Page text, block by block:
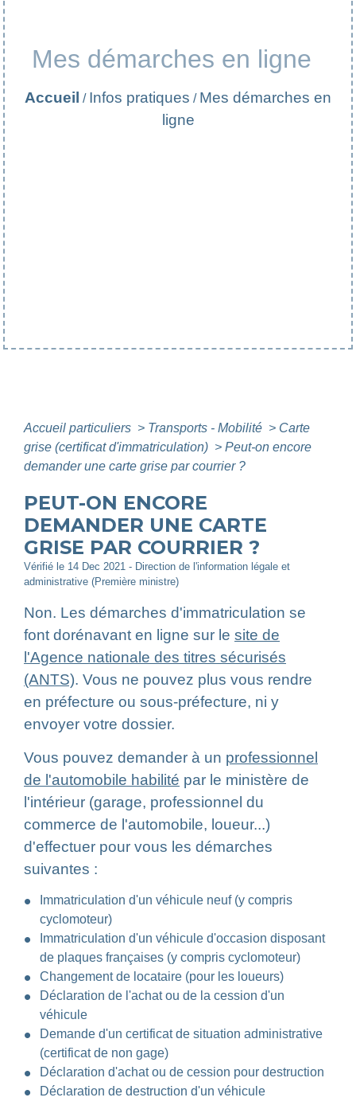
Mes démarches en ligne
Accueil / Infos pratiques / Mes démarches en
ligne
Accueil particuliers > Transports - Mobilité > Carte
grise (certificat d'immatriculation) > Peut-on encore
demander une carte grise par courrier ?
PEUT-ON ENCORE
DEMANDER UNE CARTE
GRISE PAR COURRIER ?
Vérifié le 14 Dec 2021 - Direction de l'information légale et
administrative (Première ministre)
Non. Les démarches d'immatriculation se
font dorénavant en ligne sur le site de
l'Agence nationale des titres sécurisés
(ANTS). Vous ne pouvez plus vous rendre
en préfecture ou sous-préfecture, ni y
envoyer votre dossier.
Vous pouvez demander à un professionnel
de l'automobile habilité par le ministère de
l'intérieur (garage, professionnel du
commerce de l'automobile, loueur...)
d'effectuer pour vous les démarches
suivantes :
Immatriculation d'un véhicule neuf (y compris
cyclomoteur)
Immatriculation d'un véhicule d'occasion disposant
de plaques françaises (y compris cyclomoteur)
Changement de locataire (pour les loueurs)
Déclaration de l'achat ou de la cession d'un
véhicule
Demande d'un certificat de situation administrative
(certificat de non gage)
Déclaration d'achat ou de cession pour destruction
Déclaration de destruction d'un véhicule